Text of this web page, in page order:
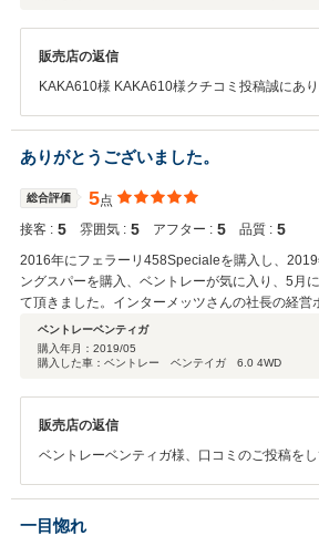
販売店の返信
KAKA610様 KAKA610様クチコミ投稿誠にありがとう御座います。こ
いた事、そしてKAKA610様との出逢いを弊社
っております。 クチコミ内容に頂きました、
参ります。 これからも、社員一同何卒、宜し
ありがとうございました。
総合評価 5点
接客 : 5 雰囲気 : 5 アフター : 5 品質 : 5
2016年にフェラーリ458Specialeを購入し、
ングスパーを購入、ベントレーが気に入り、5月
て頂きました。インターメッツさんの社長の経営
見ずに購入していますが、３台とも年式も新しく
う、新車といってもおかしくない車です。峯村社
謝感謝です。 これからも、インターメッツさん
ベントレーベンティガ
購入年月： 2019/05
購入した車：ベントレー ベンテイガ 6.0 4WD
販売店の返信
ベントレーベンティガ様、口コミのご投稿を
から感謝しております。 また、間隔の短い間
Speciale/Bentley Flying Spur/Bentley
一目惚れ